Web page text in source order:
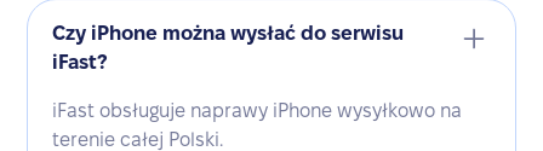
Czy iPhone można wysłać do serwisu
iFast?
iFast obsługuje naprawy iPhone wysyłkowo na
terenie całej Polski.